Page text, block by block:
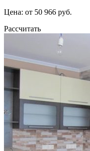
Цена: от 50 966 руб.
Рассчитать